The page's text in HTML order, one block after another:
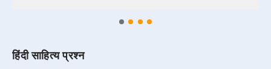
हिंदी साहित्य प्रश्न